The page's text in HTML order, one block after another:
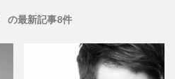
の最新記事8件